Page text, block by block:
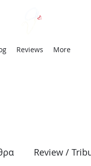
Reviews More
Review /